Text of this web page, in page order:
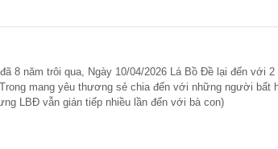
"THƯƠNG LẮM MIỀN
thiệt hại do thiên tai
. ĐẾN VỚI NINH THUẬN
*TC .Đến người Khiếm thị tại
8 năm trôi qua, Ngày 10/04/2026 Lá Bồ Đề lại đến với
mang yêu thương sẻ chia đến với những người bất
LBĐ vẫn gián tiếp nhiều lần đến với bà con)